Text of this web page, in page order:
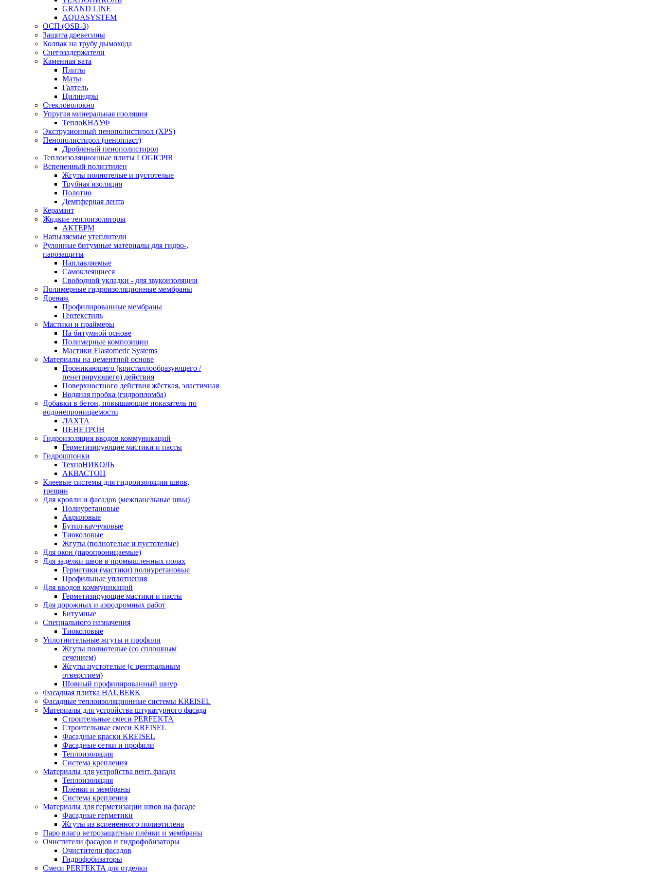
GRAND LINE
AQUASYSTEM
ОСП (OSB-3)
Защита древесины
Колпак на трубу дымохода
Снегозадержатели
Каменная вата
Плиты
Маты
Галтель
Цилиндры
Стекловолокно
Упругая минеральная изоляция
ТеплоКНАУФ
Экструзионный пенополистирол (XPS)
Пенополистирол (пенопласт)
Дробленый пенополистирол
Теплоизоляционные плиты LOGICPIR
Вспененный полиэтилен
Жгуты полнотелые и пустотелые
Трубная изоляция
Полотно
Демпферная лента
Керамзит
Жидкие теплоизоляторы
АКТЕРМ
Напыляемые утеплители
Рулонные битумные материалы для гидро-,
парозащиты
Наплавляемые
Самоклеящиеся
Свободной укладки - для звукоизоляции
Полимерные гидроизоляционные мембраны
Дренаж
Профилированные мембраны
Геотекстиль
Мастики и праймеры
На битумной основе
Полимерные композиции
Мастики Elastomeric Systems
Материалы на цементной основе
Проникающего (кристаллообразующего /
пенетрирующего) действия
Поверхностного действия жёсткая, эластичная
Водяная пробка (гидропломба)
Добавки в бетон, повышающие показатель по
водонепроницаемости
ЛАХТА
ПЕНЕТРОН
Гидроизоляция вводов коммуникаций
Герметизирующие мастики и пасты
Гидрошпонки
ТехноНИКОЛЬ
АКВАСТОП
Клеевые системы для гидроизоляции швов,
трещин
Для кровли и фасадов (межпанельные швы)
Полиуретановые
Акриловые
Бутил-каучуковые
Тиоколовые
Жгуты (полнотелые и пустотелые)
Для окон (паропроницаемые)
Для заделки швов в промышленных полах
Герметики (мастики) полиуретановые
Профильные уплотнения
Для вводов коммуникаций
Герметизирующие мастики и пасты
Для дорожных и аэродромных работ
Битумные
Специального назначения
Тиоколовые
Уплотнительные жгуты и профили
Жгуты полнотелые (со сплошным
сечением)
Жгуты пустотелые (с центральным
отверстием)
Шовный профилированный шнур
Фасадная плитка HAUBERK
Фасадные теплоизоляционные системы KREISEL
Материалы для устройства штукатурного фасада
Строительные смеси PERFEKTA
Строительные смеси KREISEL
Фасадные краски KREISEL
Фасадные сетки и профили
Теплоизоляция
Система крепления
Материалы для устройства вент. фасада
Теплоизоляция
Плёнки и мембраны
Система крепления
Материалы для герметизации швов на фасаде
Фасадные герметики
Жгуты из вспененного полиэтилена
Паро влаго ветрозащитные плёнки и мембраны
Очистители фасадов и гидрофобизаторы
Очистители фасадов
Гидрофобизаторы
Смеси PERFEKTA для отделки